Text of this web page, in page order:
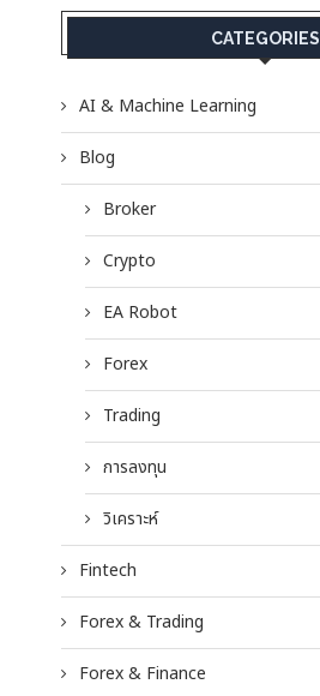
CATEGORIES
AI & Machine Learning
Blog
Broker
Crypto
EA Robot
Forex
Trading
การลงทุน
วิเคราะห์
Fintech
Forex & Trading
Forex & Finance